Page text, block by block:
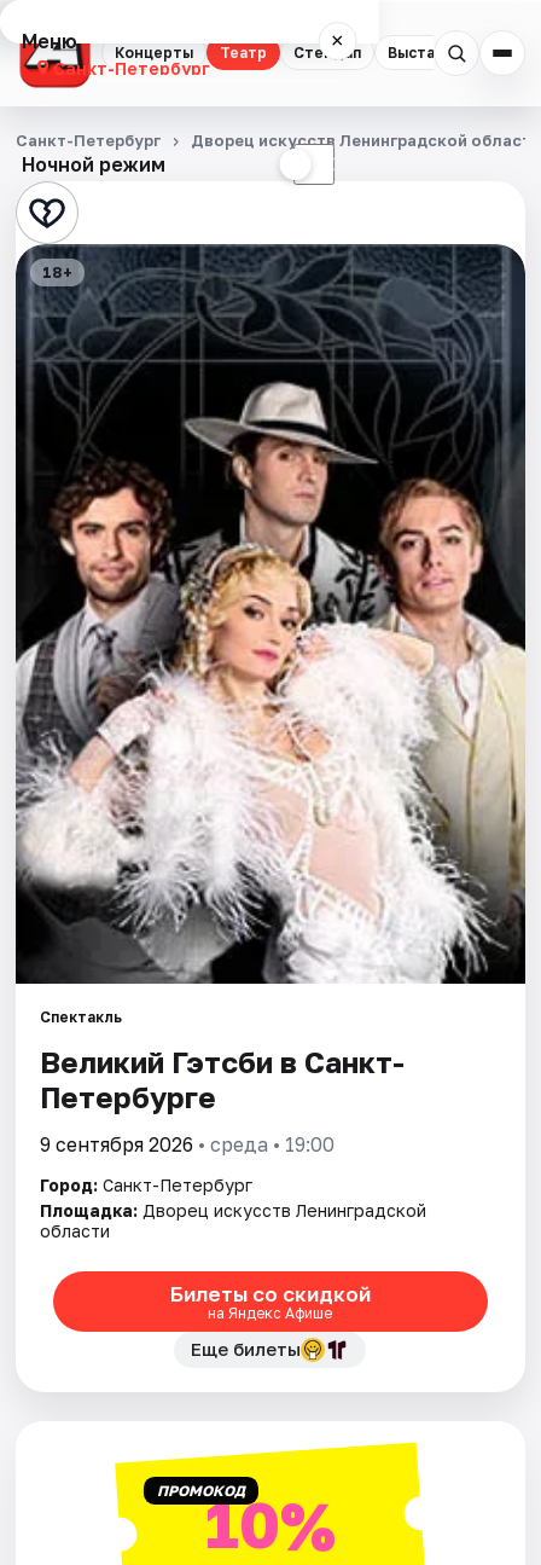
Концерты Театр Стендап Выставки
Меню ×
Санкт-Петербург
Концерты
Театр
Стендап
Выставки
Квесты
Экскурсии
Спорт
События
Города
Площадки
Артисты
Рейтинги
Ночной режим ☾
Санкт-Петербург Дворец искусств Ленинградской области
18+
Спектакль
Великий Гэтсби в Санкт-
Петербурге
9 сентября 2026 • среда • 19:00
Город: Санкт-Петербург
Площадка: Дворец искусств Ленинградской
области
Билеты со скидкой
на Яндекс Афише
Еще билеты
ПРОМОКОД10%